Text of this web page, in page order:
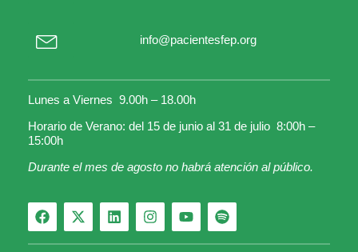
info@pacientesfep.org
Lunes a Viernes 9.00h – 18.00h
Horario de Verano: del 15 de junio al 31 de julio 8:00h –
15:00h
Durante el mes de agosto no habrá atención al público.